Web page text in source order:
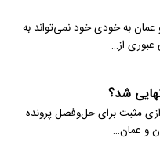
به خودی خود نمی‌تواند به
از…
شد؟
مثبت برای حل‌وفصل پرونده
و عمان…